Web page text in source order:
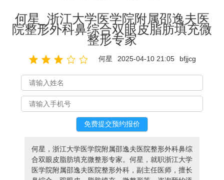
何星_浙江大学医学院附属邵逸夫医
院整形外科鼻综合双眼皮脂肪填充微
整形专家
何星 2025-04-10 21:05 bfjjcg
何星，浙江大学医学院附属邵逸夫医院整形外科鼻综
合双眼皮脂肪填充微整形专家。何星，就职浙江大学
医学院附属邵逸夫医院整形外科，副主任医师，擅长